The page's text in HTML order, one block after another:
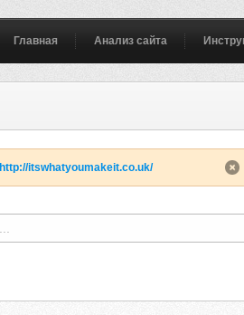
Главная Анализ сайта
http://itswhatyoumakeit.co.uk/